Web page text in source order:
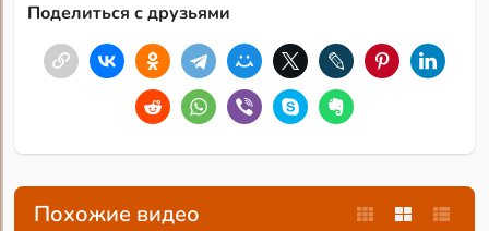
Поделиться с друзьями
Похожие видео